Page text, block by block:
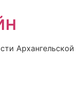
Архангельской